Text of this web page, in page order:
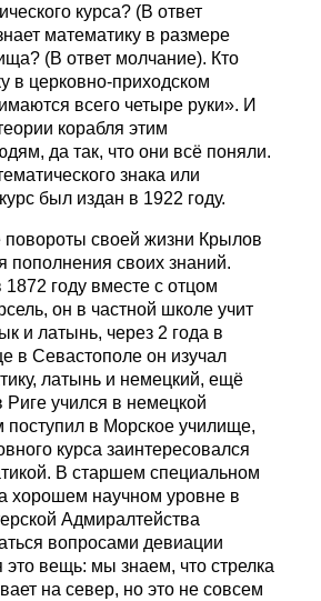
курса? (В ответ
математику в размере
(В ответ молчание). Кто
в церковно-приходском
всего четыре руки». И
корабля этим
да так, что они всё поняли.
знака или
был издан в 1922 году.
своей жизни Крылов
пополнения своих знаний.
году вместе с отцом
он в частной школе учит
и латынь, через 2 года в
в Севастополе он изучал
латынь и немецкий, ещё
Риге учился в немецкой
поступил в Морское училище,
курса заинтересовался
В старшем специальном
хорошем научном уровне в
Адмиралтейства
вопросами девиации
это вещь: мы знаем, что стрелка
на север, но это не совсем